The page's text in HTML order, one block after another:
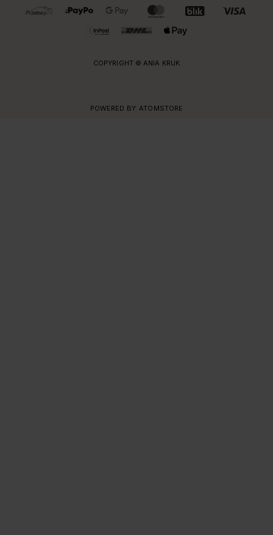
OBSŁUGIWANE FORMY PŁATNOŚCI I DOSTAWY
COPYRIGHT © ANIA KRUK
POWERED BY: ATOMSTORE